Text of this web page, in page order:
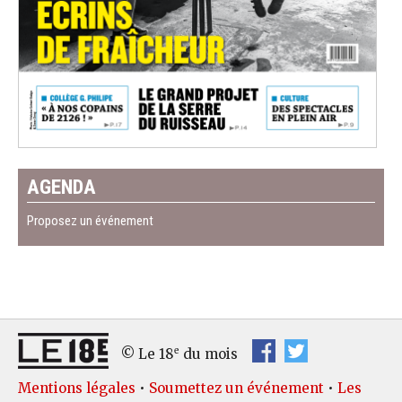
AGENDA
Proposez un événement
© Le 18e du mois
Mentions légales • Soumettez un événement • Les